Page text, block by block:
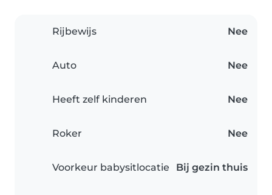
Rijbewijs Nee
Auto Nee
Heeft zelf kinderen Nee
Roker Nee
Voorkeur babysitlocatie Bij gezin thuis